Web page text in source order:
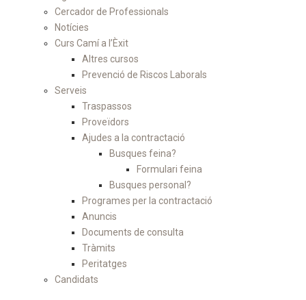
Cercador de Professionals
Notícies
Curs Camí a l’Èxit
Altres cursos
Prevenció de Riscos Laborals
Serveis
Traspassos
Proveïdors
Ajudes a la contractació
Busques feina?
Formulari feina
Busques personal?
Programes per la contractació
Anuncis
Documents de consulta
Tràmits
Peritatges
Candidats